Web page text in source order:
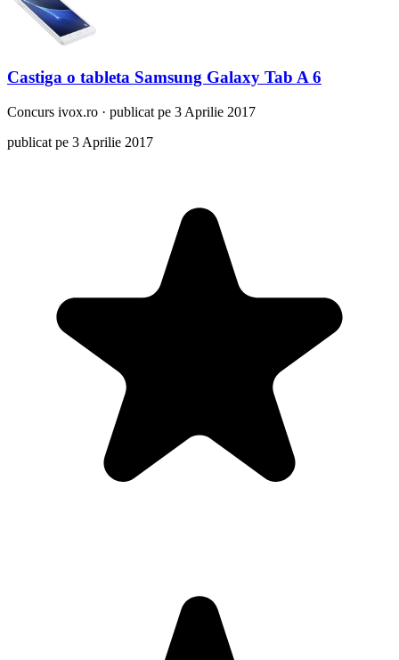
Castiga o tableta Samsung Galaxy Tab A 6
Concurs ivox.ro · publicat pe 3 Aprilie 2017
publicat pe 3 Aprilie 2017